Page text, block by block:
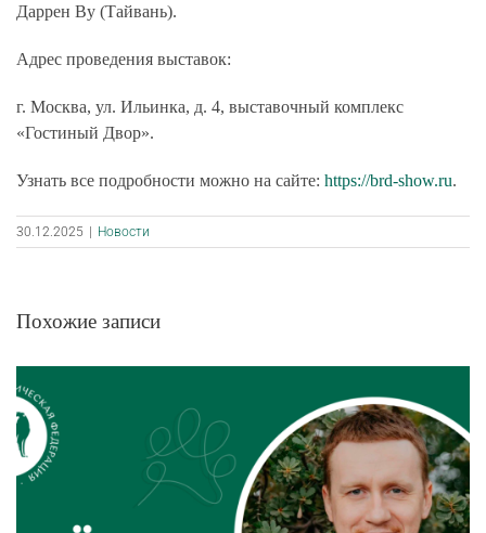
Даррен Ву (Тайвань).
Адрес проведения выставок:
г. Москва, ул. Ильинка, д. 4, выставочный комплекс
«Гостиный Двор».
Узнать все подробности можно на сайте: https://brd-show.ru.
30.12.2025 | Новости
Похожие записи